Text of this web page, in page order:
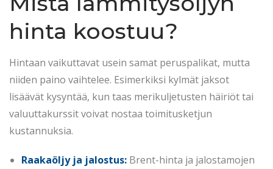
hinta koostuu?
Hintaan vaikuttavat usein samat peruspalikat, mutta
niiden paino vaihtelee. Esimerkiksi kylmät jaksot
lisäävät kysyntää, kun taas merikuljetusten häiriöt tai
valuuttakurssit voivat nostaa toimitusketjun
kustannuksia.
Raakaöljy ja jalostus: Brent-hinta ja jalostamojen